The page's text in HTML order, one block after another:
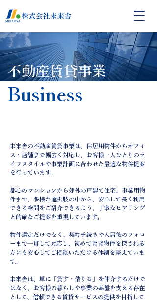
不動産賃貸事業
Business
未来舎の不動産賃貸事業は、住居用物件からオフィ
ス・店舗まで幅広く対応し、お客様一人ひとりのラ
イフスタイルや事業計画に合わせた最適な物件提案
を行っています。
都心のマンションから郊外の戸建て住宅、事業用物
件まで、多様な選択肢の中から、安心して長く利用
できる空間をご紹介できるよう、丁寧なヒアリング
と的確なご提案を重視しています。
物件選定だけでなく、契約手続きや入居後のフォロ
ーまで一貫して対応し、初めて賃貸物件を探される
方にも安心してご相談いただける体制を整えていま
す。
未来舎は、単に「貸す・借りる」を仲介するだけで
はなく、お客様の暮らしや事業の基盤を支える存在
として、信頼できる賃貸サービスの提供を目指して